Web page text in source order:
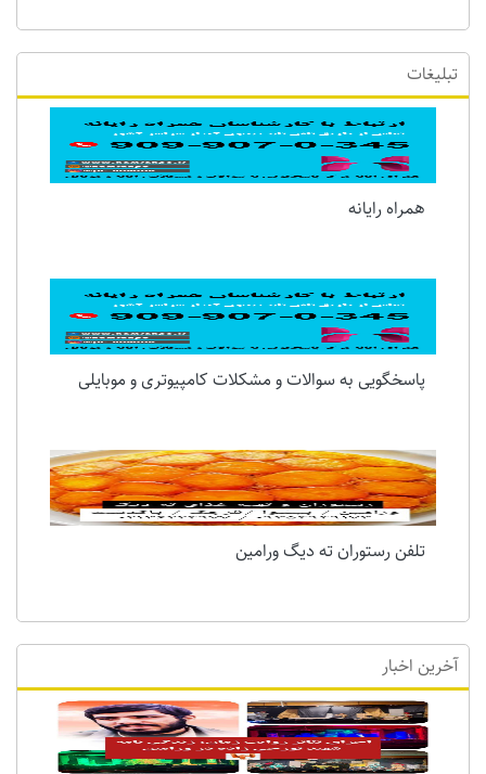
تبلیغات
همراه رایانه
پاسخگویی به سوالات و مشکلات کامپیوتری و موبایلی
تلفن رستوران ته دیگ ورامین
آخرین اخبار